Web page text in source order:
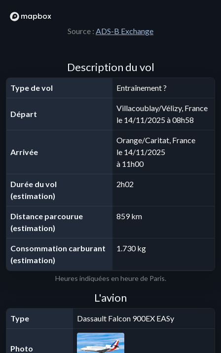
Source : ADS-B Exchange
Description du vol
Type de vol Entraînement ?
Départ
Villacoublay/Vélizy, France
le 14/11/2025 à 08h58
Arrivée
Orange/Caritat, France
le 14/11/2025
à 11h00
Durée du vol
(estimation)
2h02
Distance parcourue
(estimation)
859 km
Consommation carburant
(estimation)
1.730 kg
Heures indiquées en heure de Paris.
L'avion
Type Dassault Falcon 900EX EASy
Photo